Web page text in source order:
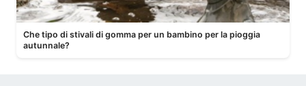
Che tipo di stivali di gomma per un bambino per la pioggia
autunnale?